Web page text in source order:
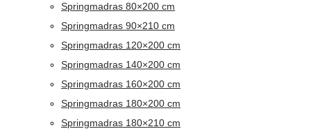
Springmadras 80×200 cm
Springmadras 90×210 cm
Springmadras 120×200 cm
Springmadras 140×200 cm
Springmadras 160×200 cm
Springmadras 180×200 cm
Springmadras 180×210 cm